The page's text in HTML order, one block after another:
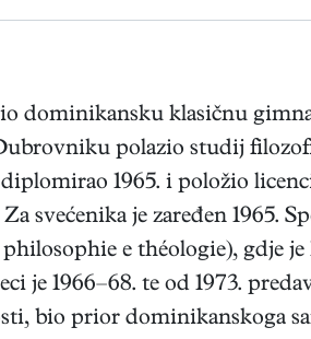
dominikansku klasičnu
polazio studij
1965. i položio
svećenika je zaređen 1965.
e théologie), gdje je
je 1966–68. te od 1973.
bio prior dominikanskoga